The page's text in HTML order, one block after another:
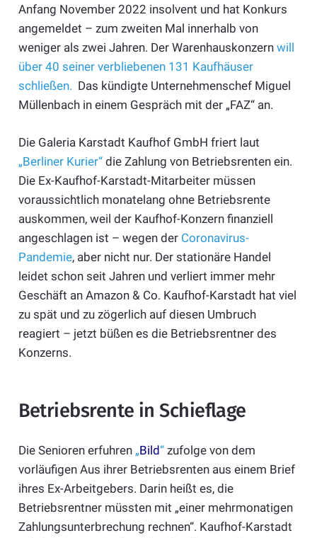
Anfang November 2022 insolvent und hat Konkurs
angemeldet – zum zweiten Mal innerhalb von
weniger als zwei Jahren. Der Warenhauskonzern will
über 40 seiner verbliebenen 131 Kaufhäuser
schließen. Das kündigte Unternehmenschef Miguel
Müllenbach in einem Gespräch mit der „FAZ“ an.
Die Galeria Karstadt Kaufhof GmbH friert laut
„Berliner Kurier“die Zahlung von Betriebsrenten ein.
Die Ex-Kaufhof-Karstadt-Mitarbeiter müssen
voraussichtlich monatelang ohne Betriebsrente
auskommen, weil der Kaufhof-Konzern finanziell
angeschlagen ist – wegen der Coronavirus-
Pandemie, aber nicht nur. Der stationäre Handel
leidet schon seit Jahren und verliert immer mehr
Geschäft an Amazon & Co. Kaufhof-Karstadt hat viel
zu spät und zu zögerlich auf diesen Umbruch
reagiert – jetzt büßen es die Betriebsrentner des
Konzerns.
Betriebsrente in Schieflage
Die Senioren erfuhren „Bild“zufolge von dem
vorläufigen Aus ihrer Betriebsrenten aus einem Brief
ihres Ex-Arbeitgebers. Darin heißt es, die
Betriebsrentner müssten mit „einer mehrmonatigen
Zahlungsunterbrechung rechnen“. Kaufhof-Karstadt